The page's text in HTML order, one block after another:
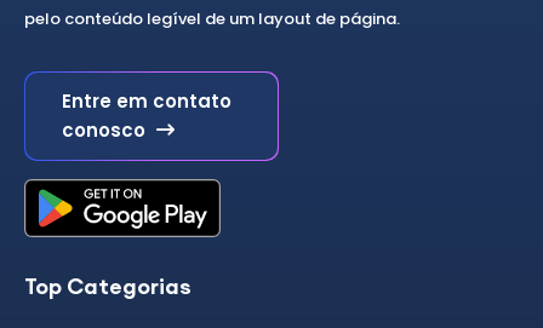
pelo conteúdo legível de um layout de página.
Entre em contato
conosco
Top Categorias